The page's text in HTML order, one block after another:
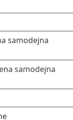
samodejna
samodejna